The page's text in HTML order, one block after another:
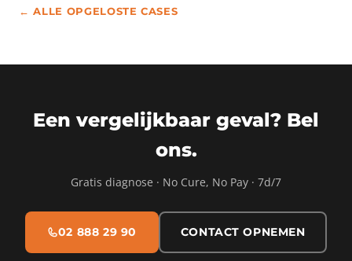
← ALLE OPGELOSTE CASES
Een vergelijkbaar geval? Bel
ons.
Gratis diagnose · No Cure, No Pay · 7d/7
02 888 29 90 CONTACT OPNEMEN